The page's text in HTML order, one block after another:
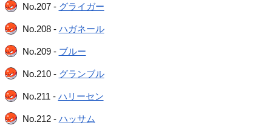
No.207 - グライガー
No.208 - ハガネール
No.209 - ブルー
No.210 - グランブル
No.211 - ハリーセン
No.212 - ハッサム